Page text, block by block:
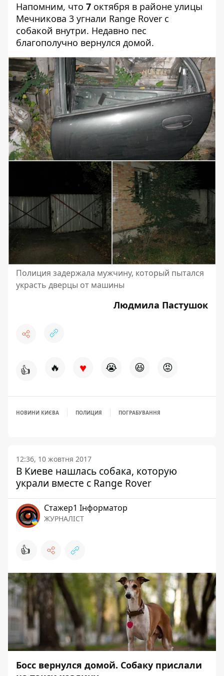
Напомним, что 7 октября в районе улицы
Мечникова 3 угнали Range Rover с
собакой внутри. Недавно пес
благополучно вернулся домой.
Полиция задержала мужчину, который пытался
украсть дверцы от машины
Людмила Пастушок
👍 🔥 ♥ 😭 😆 😡
НОВИНИ КИЄВА ПОЛИЦИЯ ПОГРАБУВАННЯ
12:36, 10 жовтня 2017
В Киеве нашлась собака, которую
украли вместе с Range Rover
Стажер1 Інформатор
ЖУРНАЛІСТ
👍
Босс вернулся домой. Собаку прислали